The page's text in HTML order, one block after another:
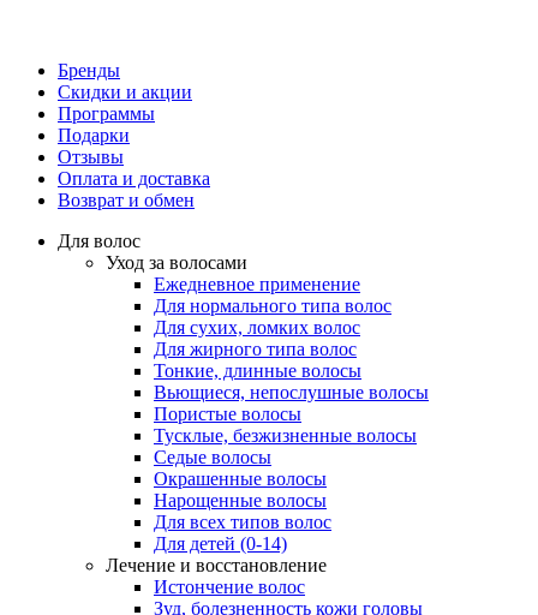
Бренды
Скидки и акции
Программы
Подарки
Отзывы
Оплата и доставка
Возврат и обмен
Для волос
Уход за волосами
Ежедневное применение
Для нормального типа волос
Для сухих, ломких волос
Для жирного типа волос
Тонкие, длинные волосы
Вьющиеся, непослушные волосы
Пористые волосы
Тусклые, безжизненные волосы
Седые волосы
Окрашенные волосы
Нарощенные волосы
Для всех типов волос
Для детей (0-14)
Лечение и восстановление
Истончение волос
Зуд, болезненность кожи головы